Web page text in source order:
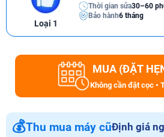
Loại 1
Thời gian sửa30–60
Bảo hành6 tháng
MUA (ĐẶT
Không cần đặt cọc •
💰Thu mua máy cũĐịnh giá